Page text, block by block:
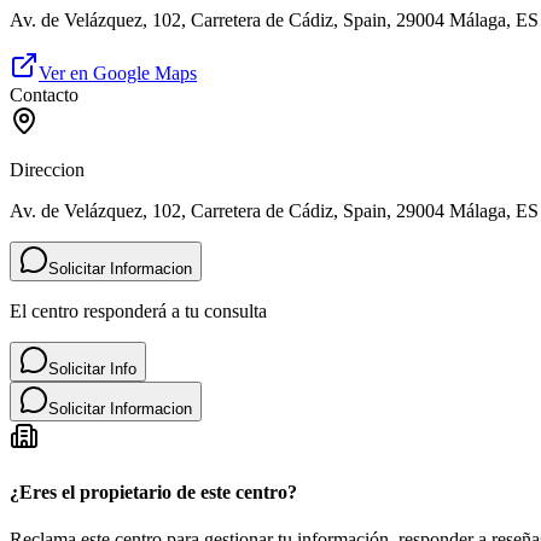
Av. de Velázquez, 102, Carretera de Cádiz, Spain, 29004 Málaga, ES
Ver en Google Maps
Contacto
Direccion
Av. de Velázquez, 102, Carretera de Cádiz, Spain, 29004 Málaga, ES
Solicitar Informacion
El centro responderá a tu consulta
Solicitar Info
Solicitar Informacion
¿Eres el propietario de este centro?